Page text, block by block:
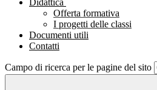
Didattica
Offerta formativa
I progetti delle classi
Documenti utili
Contatti
Campo di ricerca per le pagine del sito